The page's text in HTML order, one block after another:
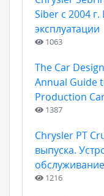
Siber с 2004
эксплуатации
1063
The Car
Annual Guide
Production
1387
Chrysler PT
выпуска.
1216